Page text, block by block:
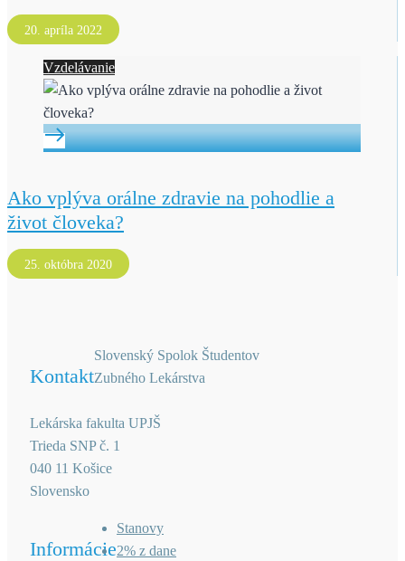
20. apríla 2022
Vzdelávanie
Ako vplýva orálne zdravie na pohodlie a
život človeka?
25. októbra 2020
Kontakt
Slovenský Spolok Študentov
Zubného Lekárstva
Lekárska fakulta UPJŠ
Trieda SNP č. 1
040 11 Košice
Slovensko
Informácie
Stanovy
2% z dane